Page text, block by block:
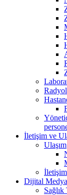
İletişim ve
Ulaşım
İletişim
Dijital Medya